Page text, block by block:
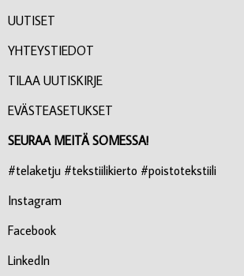
UUTISET
YHTEYSTIEDOT
TILAA UUTISKIRJE
EVÄSTEASETUKSET
SEURAA MEITÄ SOMESSA!
#telaketju #tekstiilikierto #poistotekstiili
Instagram
Facebook
LinkedIn